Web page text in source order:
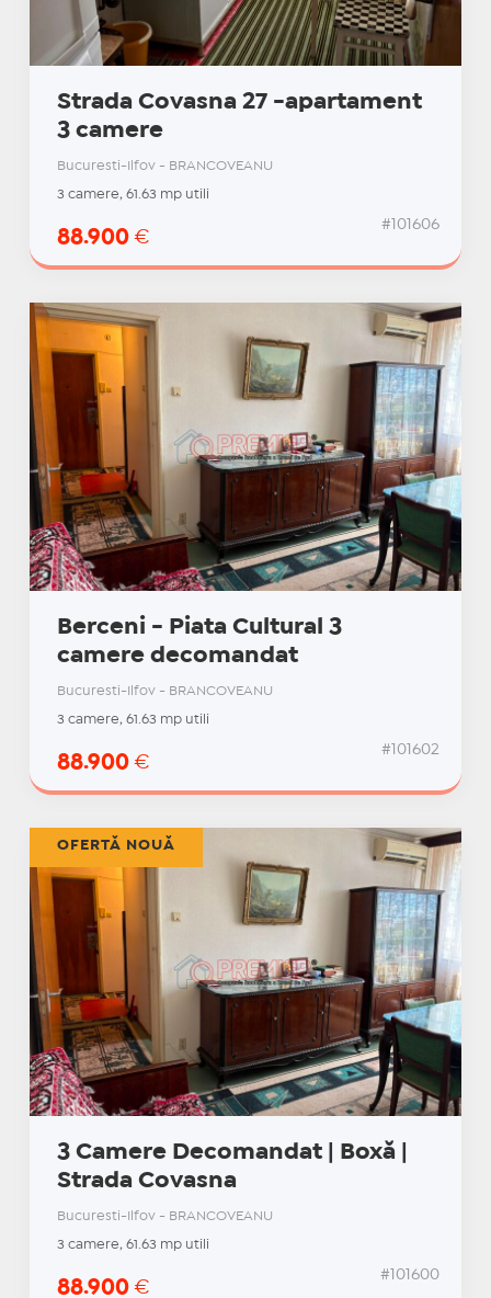
Strada Covasna 27 -apartament
3 camere
Bucuresti-Ilfov - BRANCOVEANU
3 camere, 61.63 mp utili
88.900 €
#101606
Berceni - Piata Cultural 3
camere decomandat
Bucuresti-Ilfov - BRANCOVEANU
3 camere, 61.63 mp utili
88.900 €
#101602
3 Camere Decomandat | Boxă |
Strada Covasna
Bucuresti-Ilfov - BRANCOVEANU
3 camere, 61.63 mp utili
88.900 €
#101600
OFERTĂ NOUĂ